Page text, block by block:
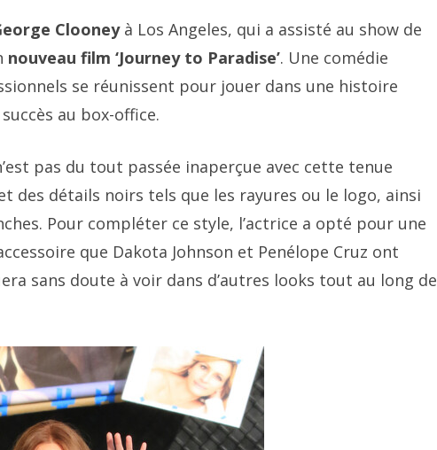
Clooneyà Los Angeles, qui a assisté au show de
nouveau film ‘Journey to Paradise’. Une comédie
se réunissent pour jouer dans une histoire
au box-office.
pas du tout passée inaperçue avec cette tenue
des détails noirs tels que les rayures ou le logo, ainsi
Pour compléter ce style, l’actrice a opté pour une
que Dakota Johnson et Penélope Cruz ont
sans doute à voir dans d’autres looks tout au long de